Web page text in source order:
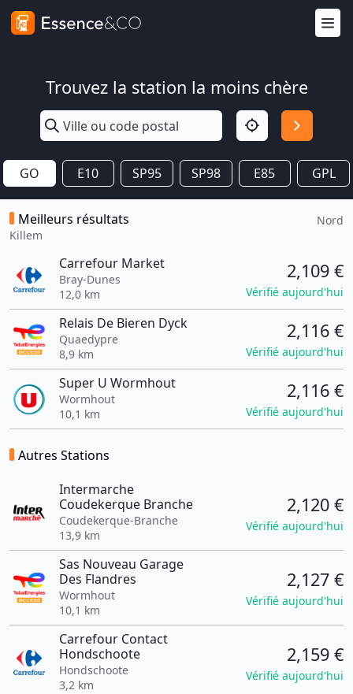
Trouvez la station la moins chère
GO E10 SP95 SP98 E85 GPL
Meilleurs résultats
Killem
Nord
Carrefour Market
Bray-Dunes
12,0 km
2,109 €
Vérifié aujourd'hui
Relais De Bieren Dyck
Quaedypre
8,9 km
2,116 €
Vérifié aujourd'hui
Super U Wormhout
Wormhout
10,1 km
2,116 €
Vérifié aujourd'hui
Autres Stations
Intermarche
Coudekerque Branche
Coudekerque-Branche
13,9 km
2,120 €
Vérifié aujourd'hui
Sas Nouveau Garage
Des Flandres
Wormhout
10,1 km
2,127 €
Vérifié aujourd'hui
Carrefour Contact
Hondschoote
Hondschoote
3,2 km
2,159 €
Vérifié aujourd'hui